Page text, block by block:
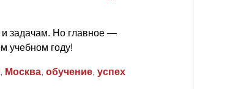
и задачам. Но главное —
учебном году!
, Москва, обучение, успех